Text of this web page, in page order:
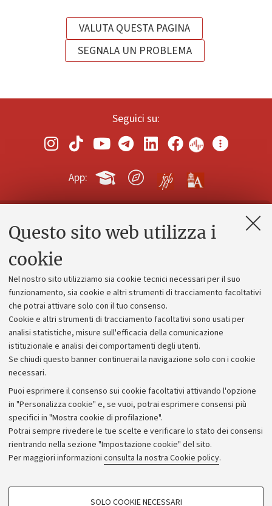
Questo sito web utilizza i
cookie
Nel nostro sito utilizziamo sia cookie tecnici necessari per il suo
funzionamento, sia cookie e altri strumenti di tracciamento facoltativi
che potrai attivare solo con il tuo consenso.
Cookie e altri strumenti di tracciamento facoltativi sono usati per
analisi statistiche, misure sull'efficacia della comunicazione
istituzionale e analisi dei comportamenti degli utenti.
Se chiudi questo banner continuerai la navigazione solo con i cookie
necessari.
Puoi esprimere il consenso sui cookie facoltativi attivando l'opzione
in "Personalizza cookie" e, se vuoi, potrai esprimere consensi più
specifici in "Mostra cookie di profilazione".
Potrai sempre rivedere le tue scelte e verificare lo stato dei consensi
rientrando nella sezione "Impostazione cookie" del sito.
Per maggiori informazioni consulta la nostra Cookie policy.
COOKIE DI PROFILAZIONE - FACOLTATIVI
SOLO COOKIE NECESSARI
VALUTA QUESTA PAGINA
SEGNALA UN PROBLEMA
Seguici su:
App:
Contatti e PEC
Alumni community
Piano strategico
Bilanci
Donazioni e 5x1000
Bandi, gare e concorsi
Albo online
Amministrazione trasparente
Atti di notifica
Informazioni sul sito e accessibilità
Dichiarazione di accessibilità